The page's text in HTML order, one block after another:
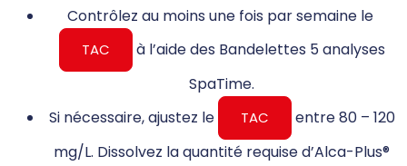
Contrôlez au moins une fois par semaine le
TAC
à l’aide des Bandelettes 5 analyses
SpaTime.
Si nécessaire, ajustez le
TAC
entre 80 – 120
mg/L. Dissolvez la quantité requise d’Alca-Plus®